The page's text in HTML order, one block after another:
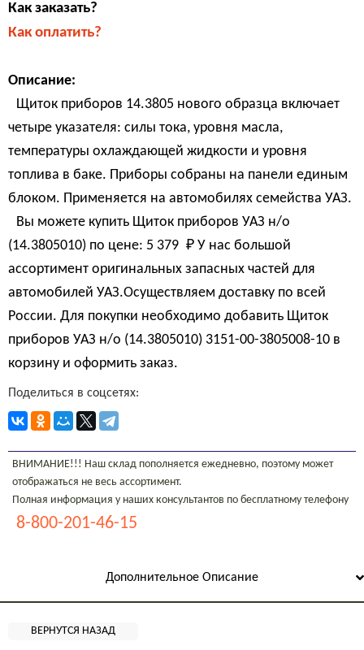
Как заказать?
Как оплатить?
Описание:
Щиток приборов 14.3805 нового образца включает
четыре указателя: силы тока, уровня масла,
температуры охлаждающей жидкости и уровня
топлива в баке. Приборы собраны на панели единым
блоком. Применяется на автомобилях семейства УАЗ.
Вы можете купить Щиток приборов УАЗ н/о
(14.3805010) по цене: 5 379 ₽ У нас большой
ассортимент оригинальных запасных частей для
автомобилей УАЗ.Осуществляем доставку по всей
России. Для покупки необходимо добавить Щиток
приборов УАЗ н/о (14.3805010) 3151-00-3805008-10 в
корзину и оформить заказ.
Поделиться в соцсетях:
ВНИМАНИЕ!!! Наш склад пополняется ежедневно, поэтому может
отображаться не весь ассортимент.
Полная информация у наших консультантов по бесплатному телефону
8-800-201-46-15
Дополнительное Описание